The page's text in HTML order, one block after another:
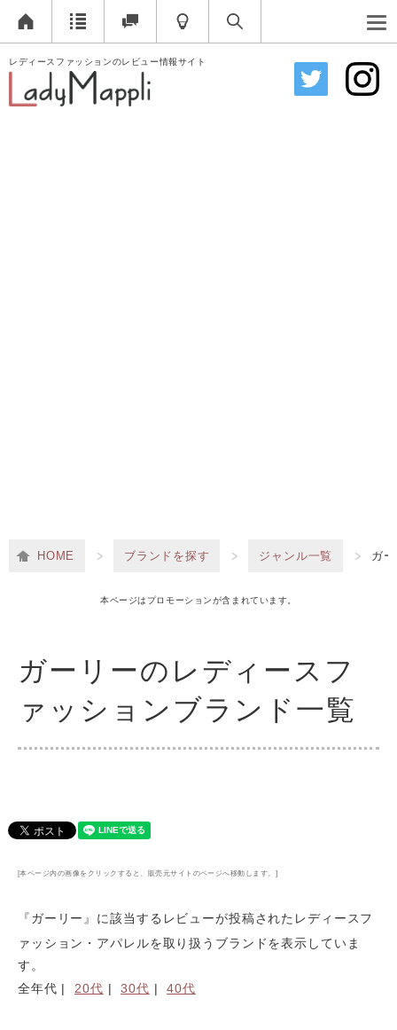
レディースファッションのレビュー情報サイト
HOME ブランドを探す ジャンル一覧 ガ
本ページはプロモーションが含まれています。
ガーリーのレディースフ
ァッションブランド一覧
[本ページ内の画像をクリックすると、販売元サイトのページへ移動します。]
『ガーリー 』に該当するレビューが投稿された レディースフ
ァッション・アパレルを取り扱うブランドを表示していま
す。
全年代 | 20代 |30代 |40代